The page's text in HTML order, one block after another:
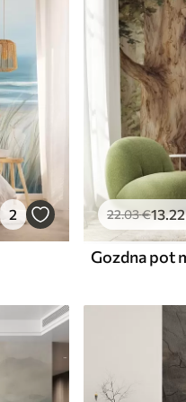
2 22.03€13.22